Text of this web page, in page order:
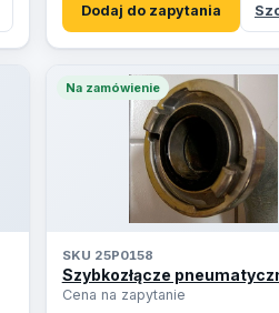
Dodaj do zapytania
Na zamówienie
SKU 25P0158
Szybkozłącze
Cena na zapytanie